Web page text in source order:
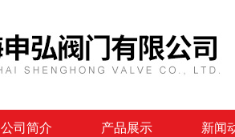
公司简介 产品展示 新闻